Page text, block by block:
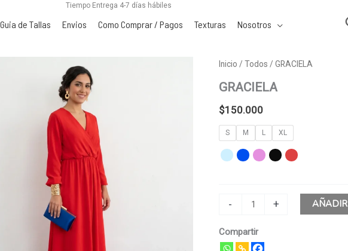
Tiempo Entrega 4-7 días hábiles
Guia de Tallas Envios Como Comprar / Pagos Texturas Nosotros
Inicio / Todos / GRACIELA
GRACIELA
$150.000
S M L XL
-
GRACIELA
cantidad
+ AÑADIR
Compartir